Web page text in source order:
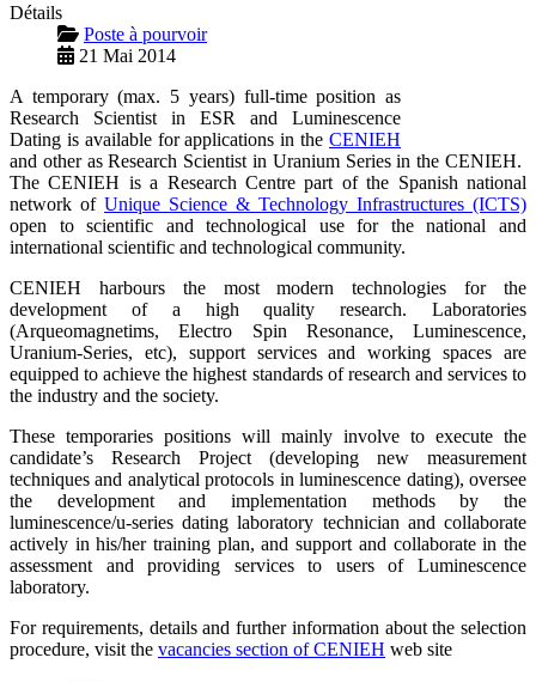
Détails
Poste à pourvoir
21 Mai 2014
A temporary (max. 5 years) full-time position as
Research Scientist in ESR and Luminescence
Dating is available for applications in the CENIEH
and other as Research Scientist in Uranium Series in the CENIEH.
The CENIEH is a Research Centre part of the Spanish national
network of Unique Science & Technology Infrastructures (ICTS)
open to scientific and technological use for the national and
international scientific and technological community.
CENIEH harbours the most modern technologies for the
development of a high quality research. Laboratories
(Arqueomagnetims, Electro Spin Resonance, Luminescence,
Uranium-Series, etc), support services and working spaces are
equipped to achieve the highest standards of research and services to
the industry and the society.
These temporaries positions will mainly involve to execute the
candidate’s Research Project (developing new measurement
techniques and analytical protocols in luminescence dating), oversee
the development and implementation methods by the
luminescence/u-series dating laboratory technician and collaborate
actively in his/her training plan, and support and collaborate in the
assessment and providing services to users of Luminescence
laboratory.
For requirements, details and further information about the selection
procedure, visit the vacancies section of CENIEH web site